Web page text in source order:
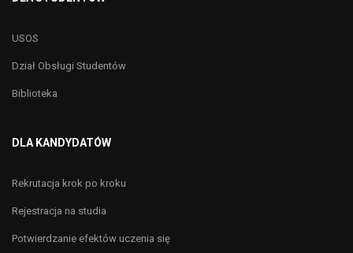
USOS
Dział Obsługi Studentów
Biblioteka
DLA KANDYDATÓW
Rekrutacja krok po kroku
Rejestracja na studia
Potwierdzanie efektów uczenia się